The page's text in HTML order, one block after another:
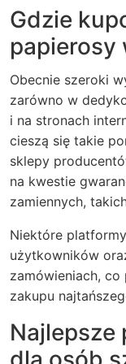
Gdzie
papierosy
Obecnie szeroki
zarówno w
i na stronach
cieszą się takie
sklepy
na kwestie
zamiennych,
Niektóre
użytkowników
zamówieniach,
zakupu